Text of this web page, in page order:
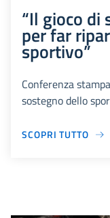
“Il gioco di
per far
sportivo”
Conferenza
sostegno dello
SCOPRI TUTTO